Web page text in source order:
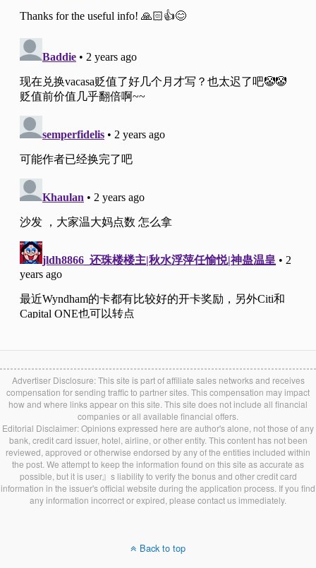
Advertiser Disclosure: This site is part of affiliate sales networks and receives
compensation for sending traffic to partner sites. This compensation may impact
how and where links appear on this site. This site does not include all financial
companies or all available financial offers.
Editorial Disclaimer: Opinions expressed here are author's alone, not those of any
bank, credit card issuer, hotel, airline, or other entity. This content has not been
reviewed, approved or otherwise endorsed by any of the entities included within
the post. We attempt to keep the information found on this site as accurate as
possible, but it is user』s liability to verify the bonus and other credit card
information in the issuer's official website during the application process. If you find
any information incorrect or expired, please contact us immediately.
Back to top